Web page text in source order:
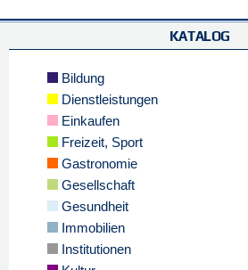
KATALOG
Bildung
Dienstleistungen
Einkaufen
Freizeit, Sport
Gastronomie
Gesellschaft
Gesundheit
Immobilien
Institutionen